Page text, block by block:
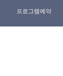
프로그램예약